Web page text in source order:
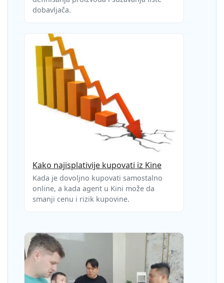
dobavljača.
Kako najisplativije kupovati iz Kine
Kada je dovoljno kupovati samostalno
online, a kada agent u Kini može da
smanji cenu i rizik kupovine.